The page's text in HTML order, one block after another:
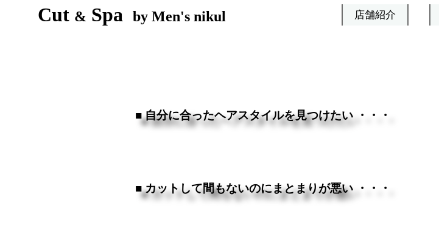
Cut & Spa by Men's nikul 店舗紹介
■ 自分に合ったヘアスタイルを見つけたい ・・・
■ カットして間もないのにまとまりが悪い ・・・